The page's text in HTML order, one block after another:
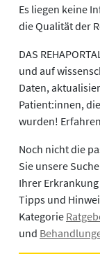
Es liegen keine
die Qualität der
DAS
und auf
Daten,
Patient:innen,
wurden!
Noch nicht die
Sie unsere
Ihrer
Tipps und
Kategorie
und